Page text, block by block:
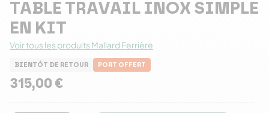
TABLE TRAVAIL INOX SIMPLE
EN KIT
Voir tous les produits Mallard Ferrière
BIENTÔT DE RETOUR PORT OFFERT
315,00 €